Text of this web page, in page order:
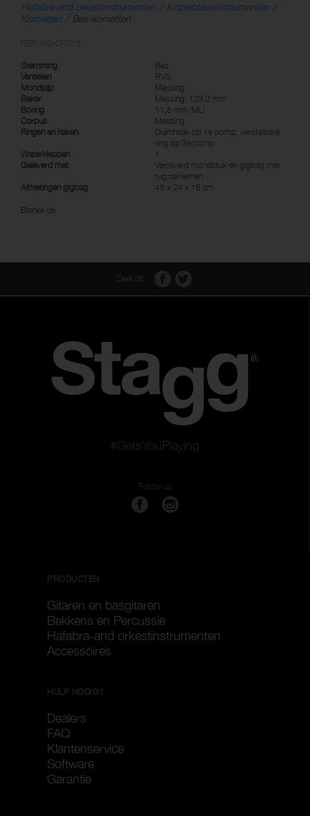
Hafabra-and orkestinstrumenten
Koperblaasinstrumenten
Kornetten
Bes-kornetten
Stemming
Bes
Ventielen
RVS
Mondpijp
Messing
Beker
Messing, 123,2 mm
Boring
11,5 mm (ML)
Corpus
Messing
Ringen en haken
Duimhaak op 1e pomp, verstelbare
ring op 3e pomp
Waterkleppen
1
Geleverd met
Verzilverd mondstuk en gigbag met
rugzakriemen
Afmetingen gigbag
45 x 24 x 18 cm
Blanke lak
#GetsYouPlaying
Follow us
PRODUCTEN
Gitaren en basgitaren
Bekkens en Percussie
Hafabra-and orkestinstrumenten
Accessoires
HULP NODIG?
Dealers
FAQ
Klantenservice
Software
Garantie